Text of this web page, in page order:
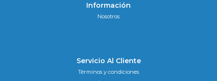
Información
Nosotros
Servicio Al Cliente
Términos y condiciones